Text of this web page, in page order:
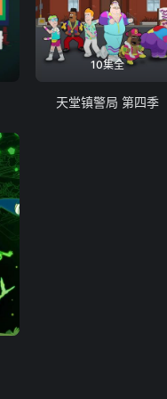
10集全
天堂镇警局 第四季